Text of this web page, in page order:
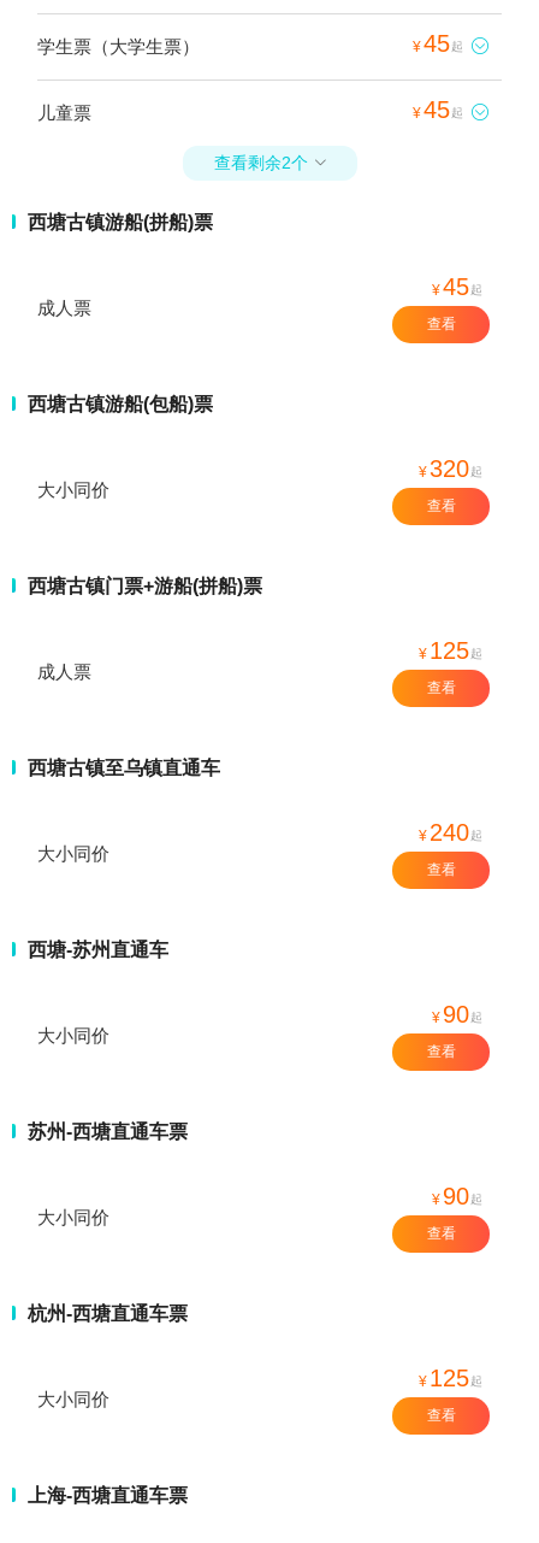
学生票（大学生票） ¥45起 
儿童票 ¥45起 
查看剩余2个 
西塘古镇游船(拼船)票
成人票
¥45起
查看
西塘古镇游船(包船)票
大小同价
¥320起
查看
西塘古镇门票+游船(拼船)票
成人票
¥ 125起
查看
西塘古镇至乌镇直通车
大小同价
¥ 240起
查看
西塘-苏州直通车
大小同价
¥ 90起
查看
苏州-西塘直通车票
大小同价
¥ 90起
查看
杭州-西塘直通车票
大小同价
¥ 125起
查看
上海-西塘直通车票